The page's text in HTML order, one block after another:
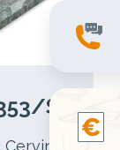
S